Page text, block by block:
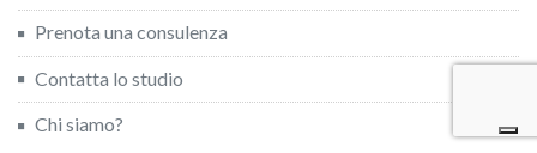
Prenota una consulenza
Contatta lo studio
Chi siamo?